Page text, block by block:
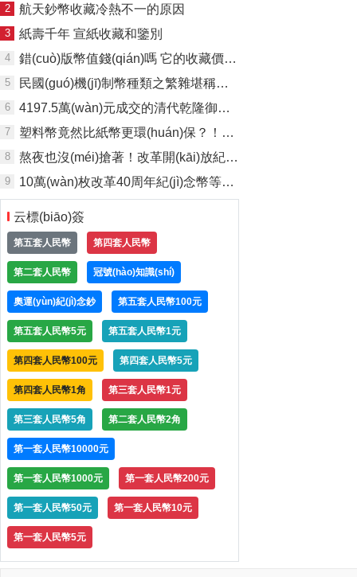
2 航天鈔幣收藏冷熱不一的原因
3 紙壽千年 宣紙收藏和鑒別
4 錯(cuò)版幣值錢(qián)嗎 它的收藏價(jià)值如何
5 民國(guó)機(jī)制幣種類之繁雜堪稱一絕！
6 4197.5萬(wàn)元成交的清代乾隆御制祈福金幣有何來(lái)歷？
7 塑料幣竟然比紙幣更環(huán)保？！真相是……
8 熬夜也沒(méi)搶著！改革開(kāi)放紀(jì)念幣居然比人民幣紀(jì)念鈔還難約.....
9 10萬(wàn)枚改革40周年紀(jì)念幣等值兌換！
云標(biāo)簽
第五套人民幣 第四套人民幣
第二套人民幣 冠號(hào)知識(shí)
奧運(yùn)紀(jì)念鈔 第五套人民幣100元
第五套人民幣5元 第五套人民幣1元
第四套人民幣100元 第四套人民幣5元
第四套人民幣1角 第三套人民幣1元
第三套人民幣5角 第二套人民幣2角
第一套人民幣10000元
第一套人民幣1000元 第一套人民幣200元
第一套人民幣50元 第一套人民幣10元
第一套人民幣5元